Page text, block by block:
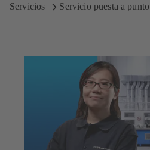
Servicios
Servicio puesta a punto